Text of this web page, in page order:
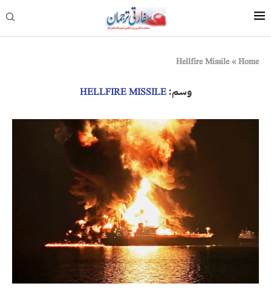
Home
»
Hellfire Missile
وسم:HELLFIRE MISSILE